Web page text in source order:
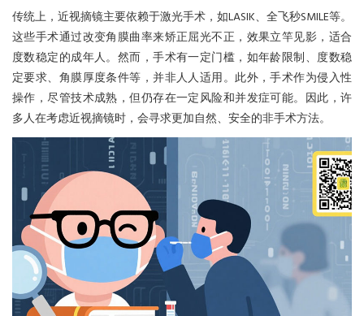
传统上，近视摘镜主要依赖于激光手术，如LASIK、全飞秒SMILE等。
这些手术通过改变角膜曲率来矫正屈光不正，效果立竿见影，适合
度数稳定的成年人。然而，手术有一定门槛，如年龄限制、度数稳
定要求、角膜厚度条件等，并非人人适用。此外，手术作为侵入性
操作，尽管技术成熟，但仍存在一定风险和并发症可能。因此，许
多人在考虑近视摘镜时，会寻求更加自然、安全的非手术方法。